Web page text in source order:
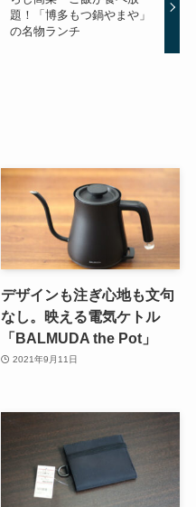
題！「博多もつ鍋やまや」
の名物ランチ
デザインも注ぎ心地も文句
なし。映える電気ケトル
「BALMUDA the Pot」
2021年9月11日